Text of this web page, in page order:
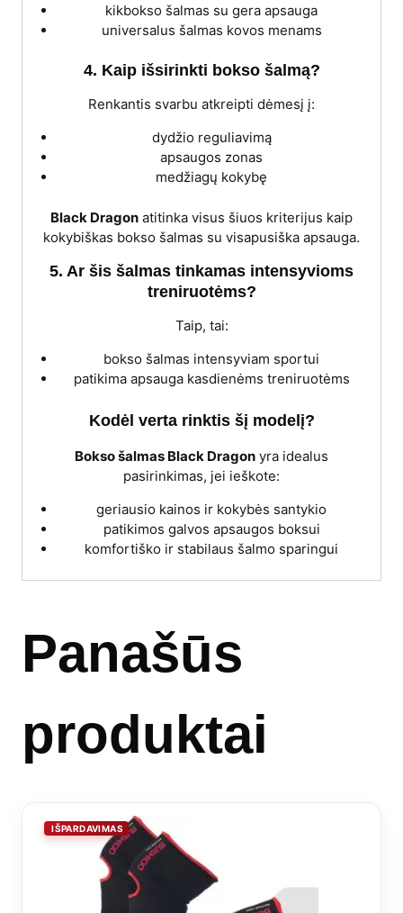
kikbokso šalmas su gera apsauga
universalus šalmas kovos menams
4. Kaip išsirinkti bokso šalmą?
Renkantis svarbu atkreipti dėmesį į:
dydžio reguliavimą
apsaugos zonas
medžiagų kokybę
Black Dragon atitinka visus šiuos kriterijus kaip
kokybiškas bokso šalmas su visapusiška apsauga.
5. Ar šis šalmas tinkamas intensyvioms
treniruotėms?
Taip, tai:
bokso šalmas intensyviam sportui
patikima apsauga kasdienėms treniruotėms
Kodėl verta rinktis šį modelį?
Bokso šalmas Black Dragon yra idealus
pasirinkimas, jei ieškote:
geriausio kainos ir kokybės santykio
patikimos galvos apsaugos boksui
komfortiško ir stabilaus šalmo sparingui
Panašūs
produktai